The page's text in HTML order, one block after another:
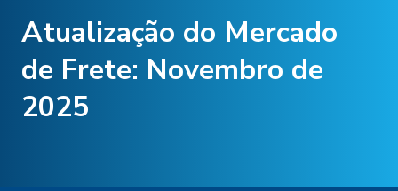
Atualização do Mercado
de Frete: Novembro de
2025